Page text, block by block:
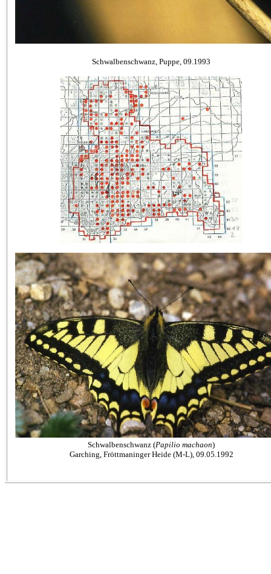
Schwalbenschwanz, Puppe, 09.1993
Schwalbenschwanz (Papilio machaon)
Garching, Fröttmaninger Heide (M-L), 09.05.1992